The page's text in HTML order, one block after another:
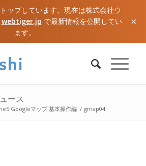
ップしています。現在は株式会社ウ
webtiger.jp で最新情報を公開してい
ます。
×
ース
Googleマップ 基本操作編 / gmap04